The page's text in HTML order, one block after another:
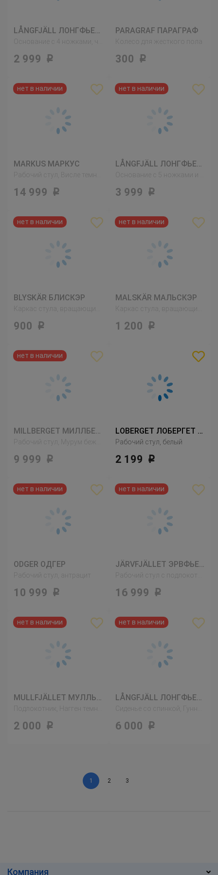
LÅNGFJÄLL ЛОНГФЬЕЛЛЬ
2 999 Р
PARAGRAF ПАРАГРАФ
Колесо для жесткого пола
300 Р
MARKUS МАРКУС
14 999 Р
LÅNGFJÄLL ЛОНГФЬЕЛЛЬ
3 999 Р
BLYSKÄR БЛИСКЭР
900 Р
MALSKÄR МАЛЬСКЭР
1 200 Р
9 999 Р
LOBERGET ЛОБЕРГЕТ / BLYSKÄR БЛИСКЭР
Рабочий стул, белый
2 199 Р
ODGER ОДГЕР
10 999 Р 16 999 Р
MULLFJÄLLET МУЛЛЬФЬЕЛЛЕТ
2 000 Р
LÅNGFJÄLL ЛОНГФЬЕЛЛЬ
6 000 Р
1 2 3
Компания